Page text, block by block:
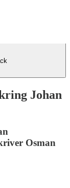
Johan
Osman